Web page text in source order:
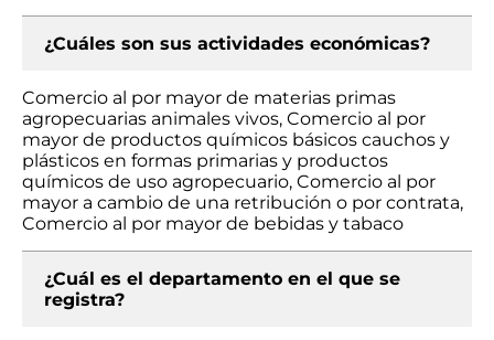
¿Cuáles son sus actividades económicas?
Comercio al por mayor de materias primas
agropecuarias animales vivos, Comercio al por
mayor de productos químicos básicos cauchos y
plásticos en formas primarias y productos
químicos de uso agropecuario, Comercio al por
mayor a cambio de una retribución o por contrata,
Comercio al por mayor de bebidas y tabaco
¿Cuál es el departamento en el que se
registra?